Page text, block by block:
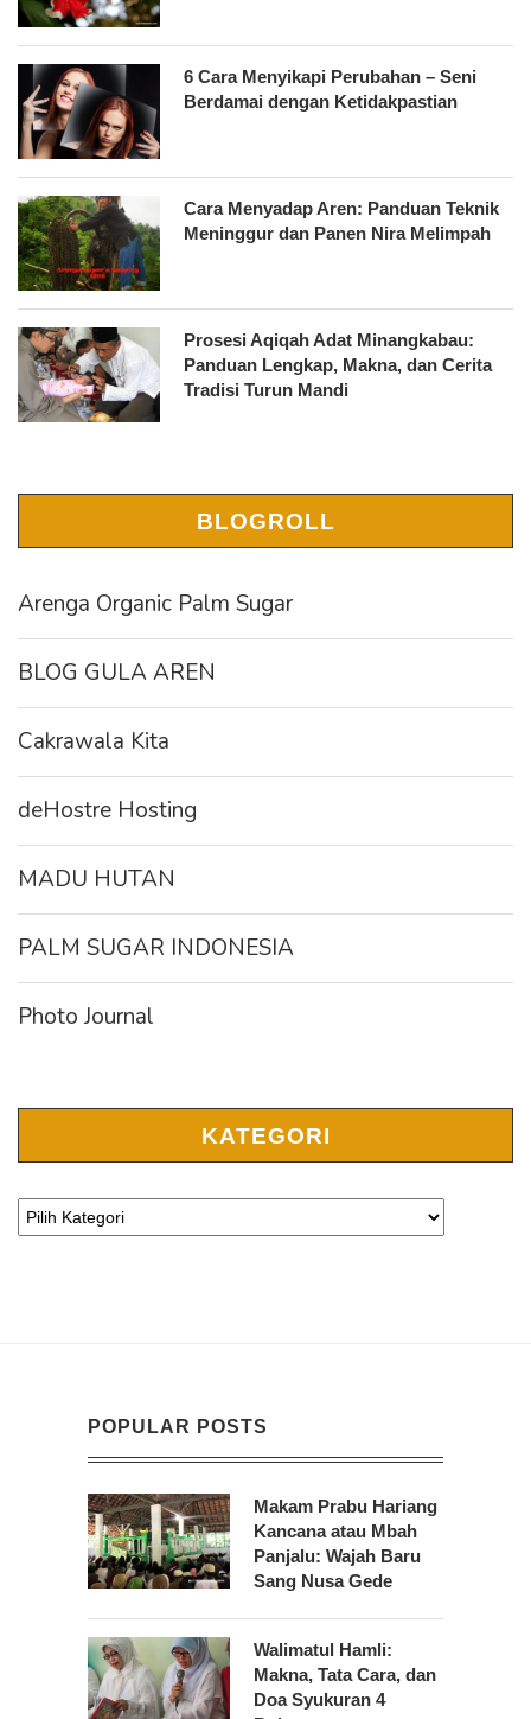
6 Cara Menyikapi Perubahan – Seni
Berdamai dengan Ketidakpastian
Cara Menyadap Aren: Panduan Teknik
Meninggur dan Panen Nira Melimpah
Prosesi Aqiqah Adat Minangkabau:
Panduan Lengkap, Makna, dan Cerita
Tradisi Turun Mandi
BLOGROLL
Arenga Organic Palm Sugar
BLOG GULA AREN
Cakrawala Kita
deHostre Hosting
MADU HUTAN
PALM SUGAR INDONESIA
Photo Journal
KATEGORI
POPULAR POSTS
Makam Prabu Hariang
Kancana atau Mbah
Panjalu: Wajah Baru
Sang Nusa Gede
Walimatul Hamli:
Makna, Tata Cara, dan
Doa Syukuran 4